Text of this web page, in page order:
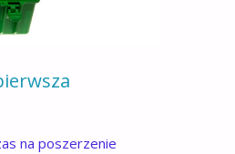
na poszerzenie